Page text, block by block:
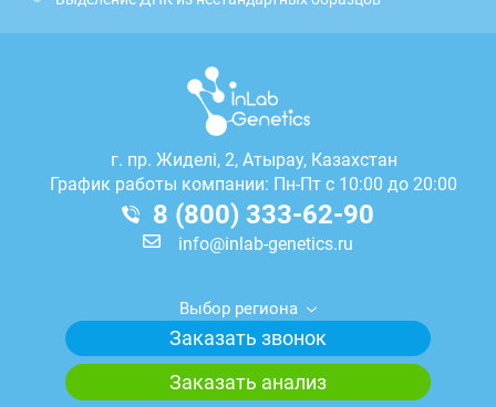
г. пр. Жиделі, 2, Атырау, Казахстан
График работы компании: Пн-Пт с 10:00 до 20:00
8 (800) 333-62-90
info@inlab-genetics.ru
Выбор региона
Заказать звонок
Заказать анализ